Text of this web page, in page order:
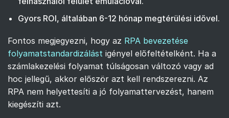
Gyors ROI, általában 6-12 hónap megtérülési idővel.
Fontos megjegyezni, hogy az RPA bevezetése
folyamatstandardizálást igényel előfeltételként. Ha a
számlakezelési folyamat túlságosan változó vagy ad
hoc jellegű, akkor először azt kell rendszerezni. Az
RPA nem helyettesíti a jó folyamattervezést, hanem
kiegészíti azt.